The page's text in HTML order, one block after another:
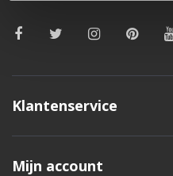
Klantenservice
Mijn account